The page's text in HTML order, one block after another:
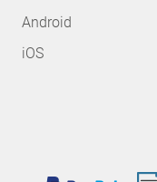
Android
iOS